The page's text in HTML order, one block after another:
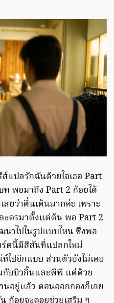
ส์แปลรักฉันด้วยใจเธอ Part
ท พอมาถึง Part 2 ก้อยได้
ยว่าตื่นเต้นมากค่ะ เพราะ
ะครมาตั้งแต่ต้น พอ Part 2
นาไปในรูปแบบไหน ซึ่งพอ
ร์ตนี้มีสีสันที่แปลกใหม่
ไปอีกแบบ ส่วนตัวยังไม่เคย
กับบิวกิ้นและพีพี แต่ด้วย
อยู่แล้ว ตอนออกกองก็เลย